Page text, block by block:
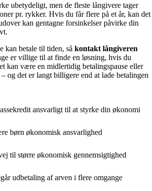
ubetydeligt, men de fleste långivere tager
pr. rykker. Hvis du får flere på et år, kan det
kan gentagne forsinkelser påvirke din
kan betale til tiden, så kontakt långiveren
er villige til at finde en løsning, hvis du
kan være en midlertidig betalingspause eller
og det er langt billigere end at lade betalingen
ansvarligt til at styrke din økonomi
børn økonomisk ansvarlighed
til større økonomisk gennemsigtighed
udbetaling af arven i flere omgange